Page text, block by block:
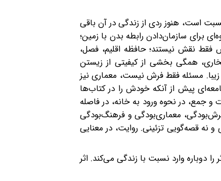
است، هنوز ردی از زندگی در آن باقی
سازمان‌دادن رابطه بدن با زمین؛
نقش نیستند؛ حافظه اقلیم، فصل،
همگی بخشی از کیفیتی از زیستن
مسئله فقط فرش نیست، معماری نیز
پیش از آنکه خودش را در کتاب‌ها
جمع، در نحوه ورود به خانه، در فاصله
معماری‌بودگی و فرهنگ‌بودگی
نه قصه‌گویی تزئینی. روایت، در معنایی
دوباره وارد نسبت با زندگی می‌کند. اثر